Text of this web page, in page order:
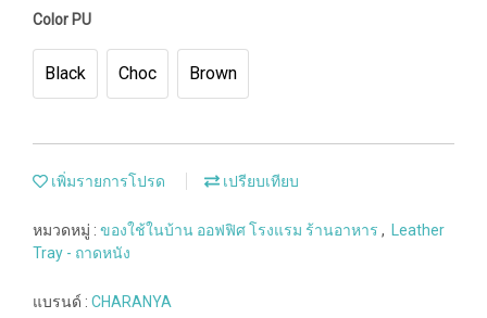
Color PU
Black Choc Brown
เพิ่มรายการโปรด เปรียบเทียบ
หมวดหมู่ : ของใช้ในบ้าน ออฟฟิศ โรงแรม ร้านอาหาร ,
Leather
Tray - ถาดหนัง
แบรนด์ : CHARANYA